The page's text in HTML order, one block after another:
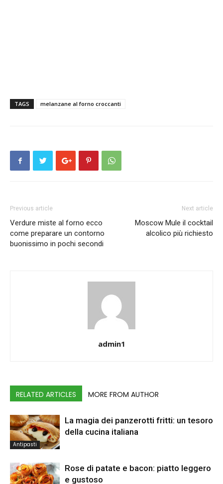
TAGS melanzane al forno croccanti
Previous article
Verdure miste al forno ecco
come preparare un contorno
buonissimo in pochi secondi
Next article
Moscow Mule il cocktail
alcolico più richiesto
admin1
RELATED ARTICLES MORE FROM AUTHOR
Antipasti
La magia dei panzerotti fritti: un tesoro
della cucina italiana
Rose di patate e bacon: piatto leggero
e gustoso